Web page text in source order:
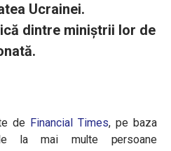
Ucrainei.
dintre miniștrii lor de
de Financial Times, pe baza
la mai multe persoane